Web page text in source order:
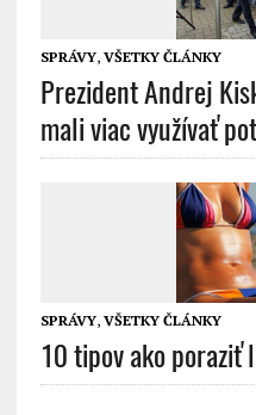
SPRÁVY, VŠETKY ČLÁNKY
Prezident Andrej
mali viac využívať
SPRÁVY, VŠETKY ČLÁNKY
10 tipov ako poraziť